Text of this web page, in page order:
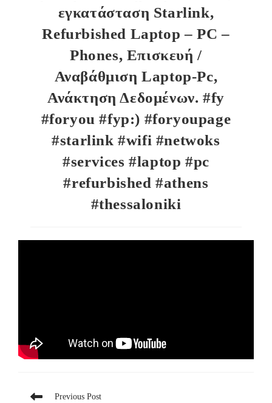
εγκατάσταση Starlink,
Refurbished Laptop – PC –
Phones, Επισκευή /
Αναβάθμιση Laptop-Pc,
Ανάκτηση Δεδομένων. #fy
#foryou #fyp:) #foryoupage
#starlink #wifi #netwoks
#services #laptop #pc
#refurbished #athens
#thessaloniki
Previous Post